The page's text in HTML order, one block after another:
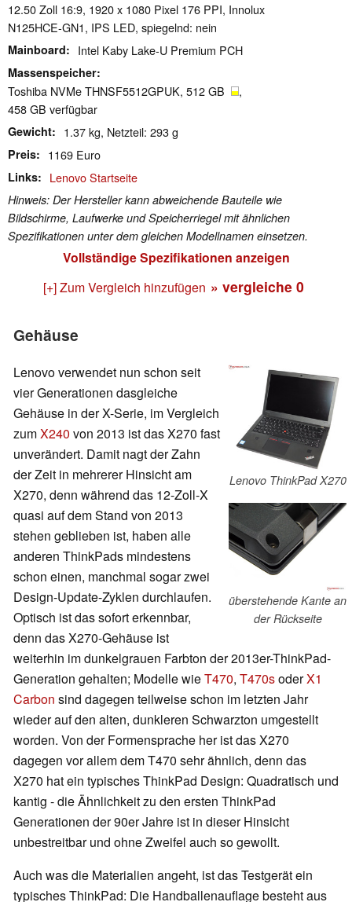
12.50 Zoll 16:9, 1920 x 1080 Pixel 176 PPI, Innolux
N125HCE-GN1, IPS LED, spiegelnd: nein
Mainboard Intel Kaby Lake-U Premium PCH
Massenspeicher
Toshiba NVMe THNSF5512GPUK, 512 GB
,
458 GB verfügbar
Gewicht 1.37 kg, Netzteil: 293 g
Preis 1169 Euro
Links Lenovo Startseite
Hinweis: Der Hersteller kann abweichende Bauteile wie
Bildschirme, Laufwerke und Speicherriegel mit ähnlichen
Spezifikationen unter dem gleichen Modellnamen einsetzen.
Vollständige Spezifikationen anzeigen
[+] Zum Vergleich hinzufügen » vergleiche 0
Gehäuse
Lenovo ThinkPad X270
überstehende Kante an
der Rückseite
Lenovo verwendet nun schon seit
vier Generationen dasgleiche
Gehäuse in der X-Serie, im Vergleich
zumX240 von 2013 ist das X270 fast
unverändert. Damit nagt der Zahn
der Zeit in mehrerer Hinsicht am
X270, denn während das 12-Zoll-X
quasi auf dem Stand von 2013
stehen geblieben ist, haben alle
anderen ThinkPads mindestens
schon einen, manchmal sogar zwei
Design-Update-Zyklen durchlaufen.
Optisch ist das sofort erkennbar,
denn das X270-Gehäuse ist
weiterhin im dunkelgrauen Farbton der 2013er-ThinkPad-
Generation gehalten; Modelle wieT470, T470soderX1
Carbon sind dagegen teilweise schon im letzten Jahr
wieder auf den alten, dunkleren Schwarzton umgestellt
worden. Von der Formensprache her ist das X270
dagegen vor allem dem T470 sehr ähnlich, denn das
X270 hat ein typisches ThinkPad Design: Quadratisch und
kantig - die Ähnlichkeit zu den ersten ThinkPad
Generationen der 90er Jahre ist in dieser Hinsicht
unbestreitbar und ohne Zweifel auch so gewollt.
Auch was die Materialien angeht, ist das Testgerät ein
typisches ThinkPad: Die Handballenauflage besteht aus